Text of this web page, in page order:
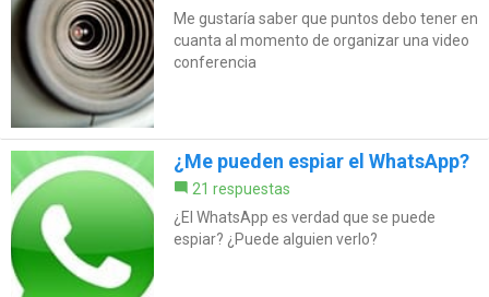
Me gustaría saber que puntos debo tener en
cuanta al momento de organizar una video
conferencia
¿Me pueden espiar el WhatsApp?
21 respuestas
¿El WhatsApp es verdad que se puede
espiar? ¿Puede alguien verlo?